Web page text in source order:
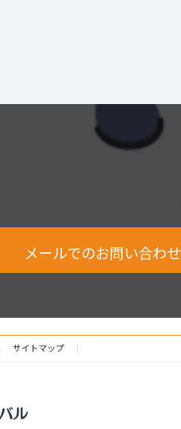
メールでのお問い合わせ
サイトマップ